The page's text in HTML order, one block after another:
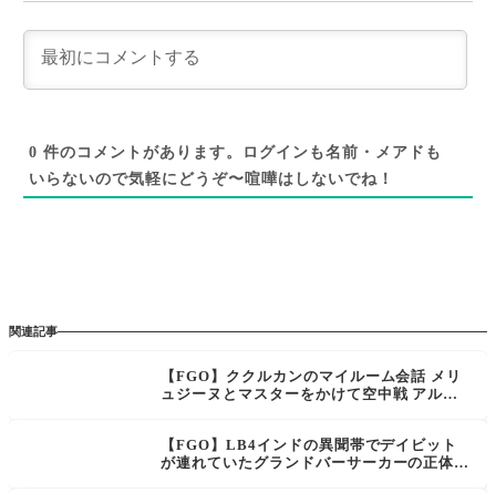
0 件のコメントがあります。ログインも名前・メアドも
いらないので気軽にどうぞ〜喧嘩はしないでね！
関連記事
【FGO】ククルカンのマイルーム会話 メリ
ュジーヌとマスターをかけて空中戦 アルク
【FGO】LB4インドの異聞帯でデイビット
が連れていたグランドバーサーカーの正体確